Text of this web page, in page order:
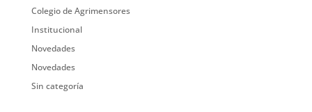
Colegio de Agrimensores
Institucional
Novedades
Novedades
Sin categoría